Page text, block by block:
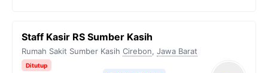
Staff Kasir RS Sumber Kasih
Rumah Sakit Sumber Kasih Cirebon, Jawa Barat
Ditutup